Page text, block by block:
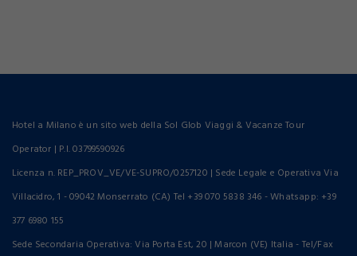
Hotel a Milano è un sito web della Sol Glob Viaggi & Vacanze Tour
Operator | P.I. 03799590926
Licenza n. REP_PROV_VE/VE-SUPRO/0257120 | Sede Legale e Operativa Via
Villacidro, 1 - 09042 Monserrato (CA) Tel +39 070 5838 346 - Whatsapp: +39
377 6980 155
Sede Secondaria Operativa: Via Porta Est, 20 | Marcon (VE) Italia - Tel/Fax